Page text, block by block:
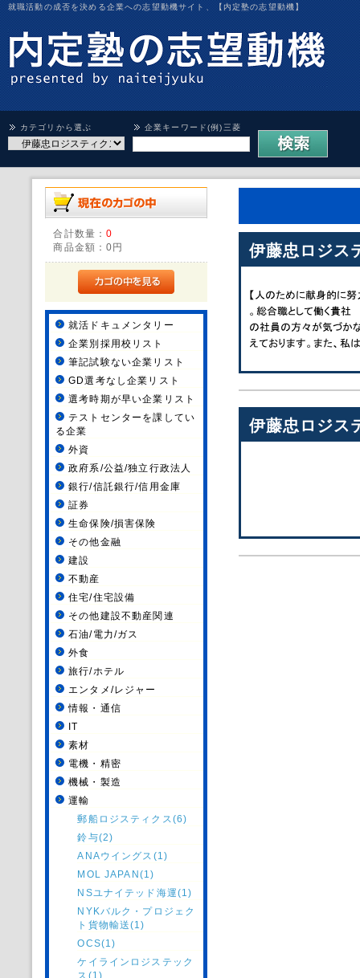
就職活動の成否を決める企業への志望動機サイト、【内定塾の志望動機】
カテゴリから選ぶ 企業キーワード(例)三菱
合計数量：0
商品金額：0円
就活ドキュメンタリー
企業別採用校リスト
筆記試験ない企業リスト
GD選考なし企業リスト
選考時期が早い企業リスト
テストセンターを課してい
る企業
外資
政府系/公益/独立行政法人
銀行/信託銀行/信用金庫
証券
生命保険/損害保険
その他金融
建設
不動産
住宅/住宅設備
その他建設不動産関連
石油/電力/ガス
外食
旅行/ホテル
エンタメ/レジャー
情報・通信
IT
素材
電機・精密
機械・製造
運輸
郵船ロジスティクス(6)
鈴与(2)
ANAウイングス(1)
MOL JAPAN(1)
NSユナイテッド海運(1)
NYKバルク・プロジェク
ト貨物輸送(1)
OCS(1)
ケイラインロジステック
ス(1)
伊藤忠ロジス
伊藤忠ロジス